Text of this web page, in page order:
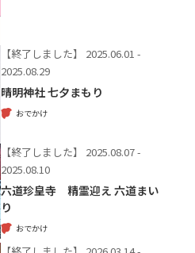
【終了しました】
2025.06.01 -
2025.08.29
晴明神社 七夕まもり
おでかけ
【終了しました】
2025.08.07 -
2025.08.10
六道珍皇寺 精霊迎え 六道まい
り
おでかけ